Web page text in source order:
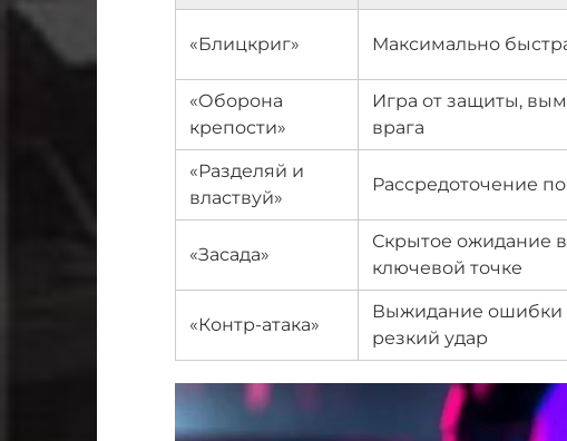
«Блицкриг» Максимально
«Оборона
крепости»
Игра от защиты,
врага
«Разделяй и
властвуй»
Рассредоточение
«Засада»
Скрытое ожидание в
ключевой точке
«Контр-атака»
Выжидание ошибки
резкий удар